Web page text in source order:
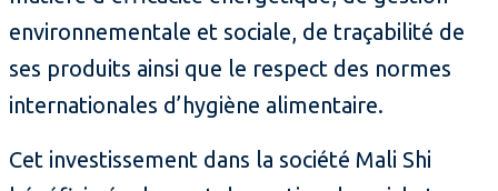
environnementale et sociale, de traçabilité de
ses produits ainsi que le respect des normes
internationales d’hygiène alimentaire.
Cet investissement dans la société Mali Shi